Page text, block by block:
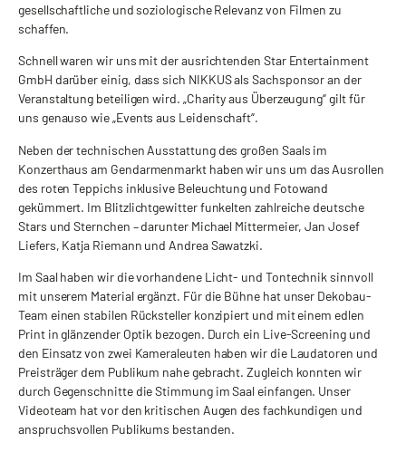
gesellschaftliche und soziologische Relevanz von Filmen zu
schaffen.
Schnell waren wir uns mit der ausrichtenden Star Entertainment
GmbH darüber einig, dass sich NIKKUS als Sachsponsor an der
Veranstaltung beteiligen wird. „Charity aus Überzeugung“ gilt für
uns genauso wie „Events aus Leidenschaft“.
Neben der technischen Ausstattung des großen Saals im
Konzerthaus am Gendarmenmarkt haben wir uns um das Ausrollen
des roten Teppichs inklusive Beleuchtung und Fotowand
gekümmert. Im Blitzlichtgewitter funkelten zahlreiche deutsche
Stars und Sternchen – darunter Michael Mittermeier, Jan Josef
Liefers, Katja Riemann und Andrea Sawatzki.
Im Saal haben wir die vorhandene Licht- und Tontechnik sinnvoll
mit unserem Material ergänzt. Für die Bühne hat unser Dekobau-
Team einen stabilen Rücksteller konzipiert und mit einem edlen
Print in glänzender Optik bezogen. Durch ein Live-Screening und
den Einsatz von zwei Kameraleuten haben wir die Laudatoren und
Preisträger dem Publikum nahe gebracht. Zugleich konnten wir
durch Gegenschnitte die Stimmung im Saal einfangen. Unser
Videoteam hat vor den kritischen Augen des fachkundigen und
anspruchsvollen Publikums bestanden.